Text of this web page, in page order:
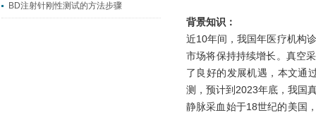
BD注射针刚性测试的方法步骤
背景知识：
近10年间，我国年医疗机构
市场将保持持续增长。真空
了良好的发展机遇，本文通
测，预计到2023年底，我国
静脉采血始于18世纪的美国